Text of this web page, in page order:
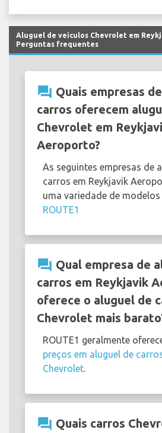
Aluguel de veículos Chevrolet em
Perguntas frequentes
question_answer Quais empresas
carros oferecem
Chevrolet em
Aeroporto?
As seguintes empresas de
carros em Reykjavik
uma variedade de modelos
ROUTE1
question_answer Qual empresa de
carros em Reykjavik
oferece o aluguel de
Chevrolet mais
ROUTE1 geralmente
preços em aluguel de
Chevrolet
question_answer Quais carros